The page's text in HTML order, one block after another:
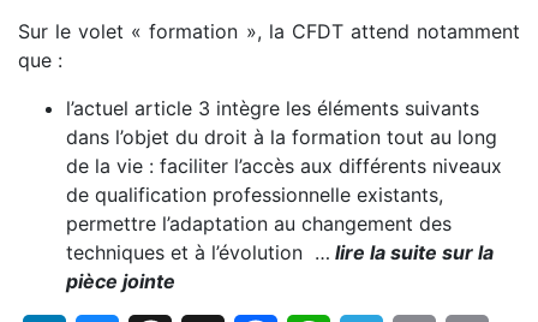
Sur le volet « formation », la CFDT attend notamment
que :
l’actuel article 3 intègre les éléments suivants
dans l’objet du droit à la formation tout au long
de la vie : faciliter l’accès aux différents niveaux
de qualification professionnelle existants,
permettre l’adaptation au changement des
techniques et à l’évolution … lire la suite sur la
pièce jointe